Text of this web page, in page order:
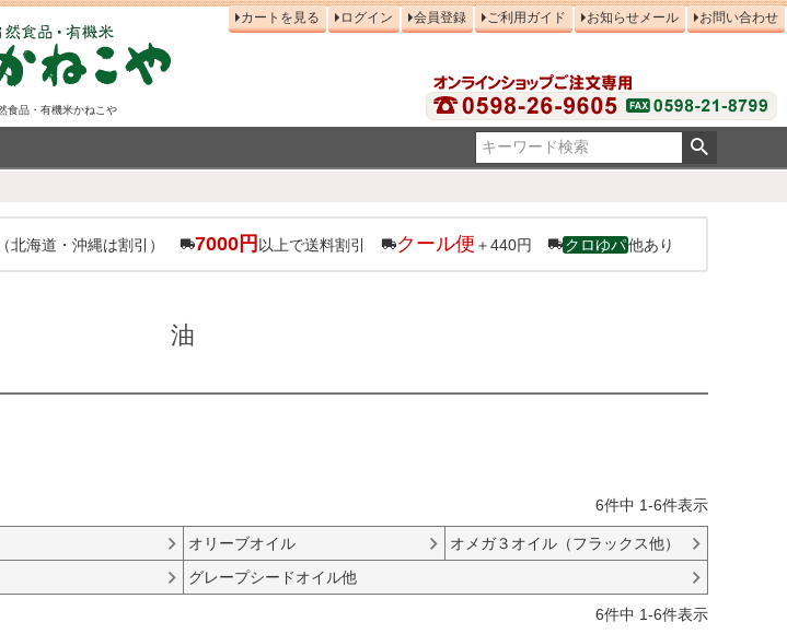
食品・有機米かねこや
カートを見る ログイン 会員登録 ご利用ガイド お知らせメール お問い合わせ
北海道・沖縄は割引） 7000円 以上で送料割引 クール便 ＋440円 クロゆパ他あり
油
6件中 1-6件表示
オリーブオイル
オメガ３オイル（フラックス他）
グレープシードオイル他
6件中 1-6件表示